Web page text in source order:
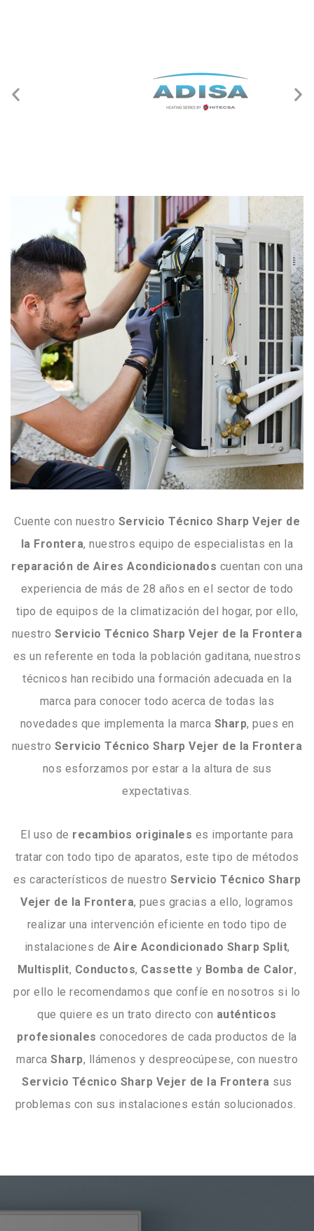
Cuente con nuestro Servicio Técnico Sharp Vejer de
la Frontera, nuestros equipo de especialistas en la
reparación de Aires Acondicionados cuentan con una
experiencia de más de 28 años en el sector de todo
tipo de equipos de la climatización del hogar, por ello,
nuestro Servicio Técnico Sharp Vejer de la Frontera
es un referente en toda la población gaditana, nuestros
técnicos han recibido una formación adecuada en la
marca para conocer todo acerca de todas las
novedades que implementa la marca Sharp, pues en
nuestro Servicio Técnico Sharp Vejer de la Frontera
nos esforzamos por estar a la altura de sus
expectativas.
El uso de recambios originales es importante para
tratar con todo tipo de aparatos, este tipo de métodos
es característicos de nuestro Servicio Técnico Sharp
Vejer de la Frontera, pues gracias a ello, logramos
realizar una intervención eficiente en todo tipo de
instalaciones de Aire Acondicionado Sharp Split,
Multisplit, Conductos, Cassette y Bomba de Calor,
por ello le recomendamos que confíe en nosotros si lo
que quiere es un trato directo con auténticos
profesionales conocedores de cada productos de la
marca Sharp, llámenos y despreocúpese, con nuestro
Servicio Técnico Sharp Vejer de la Frontera sus
problemas con sus instalaciones están solucionados.